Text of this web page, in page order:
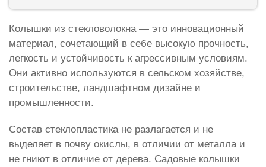
Колышки из стекловолокна — это инновационный
материал, сочетающий в себе высокую прочность,
легкость и устойчивость к агрессивным условиям.
Они активно используются в сельском хозяйстве,
строительстве, ландшафтном дизайне и
промышленности.
Состав стеклопластика не разлагается и не
выделяет в почву окислы, в отличии от металла и
не гниют в отличие от дерева. Садовые колышки